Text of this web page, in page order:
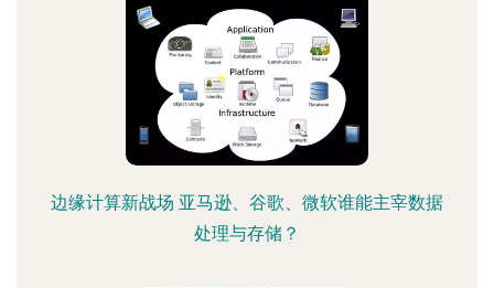
边缘计算新战场 亚马逊、谷歌、微软谁能主宰数据
处理与存储？